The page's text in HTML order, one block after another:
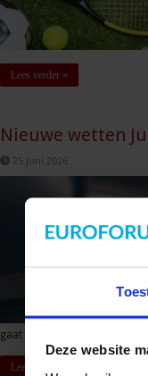
Deze website
Lees verder »
Nieuwe wetten
25 juni 2026
gaat naar 8 jaar De
Lees verder »